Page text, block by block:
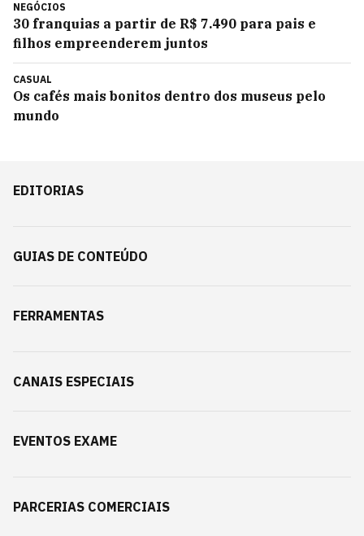
NEGÓCIOS
30 franquias a partir de R$ 7.490 para pais e
filhos empreenderem juntos
CASUAL
Os cafés mais bonitos dentro dos museus pelo
mundo
EDITORIAS
GUIAS DE CONTEÚDO
FERRAMENTAS
CANAIS ESPECIAIS
EVENTOS EXAME
PARCERIAS COMERCIAIS